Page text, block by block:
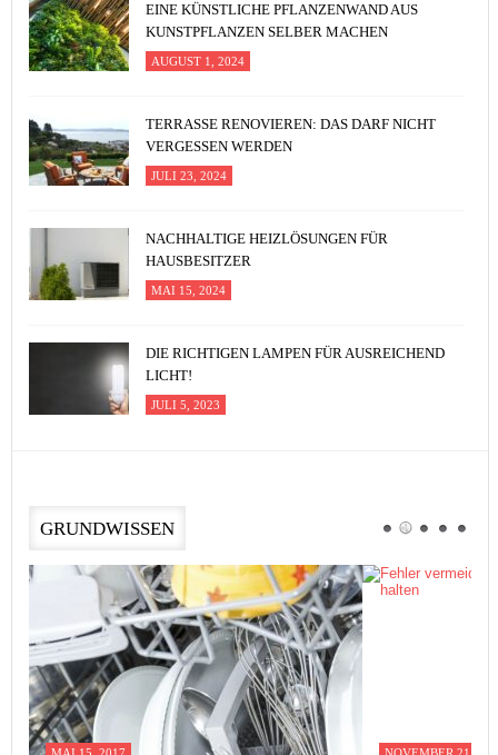
EINE KÜNSTLICHE PFLANZENWAND AUS
KUNSTPFLANZEN SELBER MACHEN
AUGUST 1, 2024
TERRASSE RENOVIEREN: DAS DARF NICHT
VERGESSEN WERDEN
JULI 23, 2024
NACHHALTIGE HEIZLÖSUNGEN FÜR
HAUSBESITZER
MAI 15, 2024
DIE RICHTIGEN LAMPEN FÜR AUSREICHEND
LICHT!
JULI 5, 2023
GRUNDWISSEN